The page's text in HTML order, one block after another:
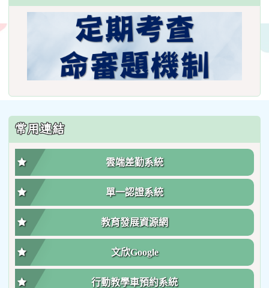
常用連結
雲端差勤系統
單一認證系統
教育發展資源網
文欣Google
行動教學車預約系統